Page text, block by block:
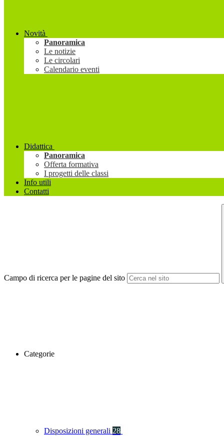
Novità
Panoramica
Le notizie
Le circolari
Calendario eventi
Didattica
Panoramica
Offerta formativa
I progetti delle classi
Info utili
Contatti
Campo di ricerca per le pagine del sito
Categorie
Disposizioni generali 28